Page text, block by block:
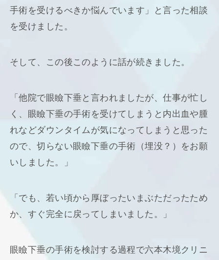
手術を受けるべきか悩んでいます」と言った相談
を受けました。
そして、この後このように話が続きました。
「他院で眼瞼下垂と言われましたが、仕事が忙し
く、眼瞼下垂の手術を受けてしまうと内出血や腫
れなどダウンタイムが気になってしまうと思った
ので、切らない眼瞼下垂の手術（埋没？）をお願
いしました。」
「でも、若い頃から厚ぼったいまぶただったため
か、すぐ完全に戻ってしまいました。」
眼瞼下垂の手術を検討する過程で六本木境クリニ